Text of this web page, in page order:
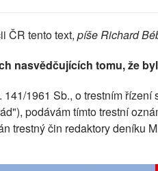
ČR tento text, píše Richard
nasvědčujících tomu, že
1961 Sb., o trestním řízení
podávám tímto trestní
trestný čin redaktory deníku